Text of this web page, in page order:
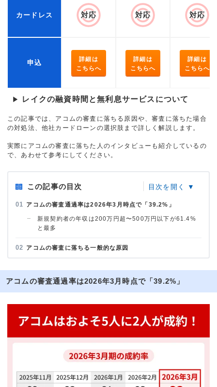
カードレス 対応 対応 対応
申込
詳細は
こちらへ
詳細は
こちらへ
詳細は
こちらへ
▶ レイクの融資時間と無利息サービスについて
この記事では、アコムの審査に落ちる原因や、審査に落ちた場合
の対処法、他社カードローンの選択肢まで詳しく解説します。
実際にアコムの審査に落ちた人のインタビューも紹介しているの
で、あわせて参考にしてください。
この記事の目次
アコムの審査通過率は2026年3月時点で「39.2%」
新規契約者の年収は200万円超〜500万円以下が61.4%
と最多
アコムの審査に落ちる一般的な原因
アコムの審査通過率は2026年3月時点で「39.2%」